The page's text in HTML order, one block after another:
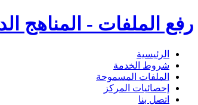
رفع الملفات - المناهج
الرئيسية
شروط الخدمة
الملفات المسموحة
إحصائيات المركز
اتصل بنا